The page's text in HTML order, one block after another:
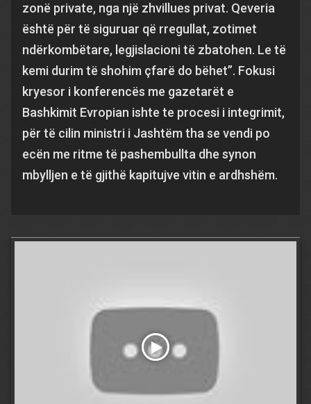
zonë private, nga një zhvillues privat. Qeveria
është për të siguruar që rregullat, zotimet
ndërkombëtare, legjislacioni të zbatohen. Le të
kemi durim të shohim çfarë do bëhet”. Fokusi
kryesor i konferencës me gazetarët e
Bashkimit Evropian ishte te procesi i integrimit,
për të cilin ministri i Jashtëm tha se vendi po
ecën me ritme të pashembullta dhe synon
mbylljen e të gjithë kapitujve vitin e ardhshëm.